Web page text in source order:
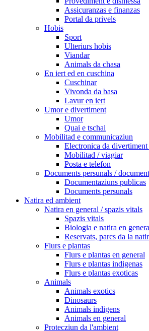
Assicuranzas e finanzas
Portal da privels
Hobis
Sport
Ulteriurs hobis
Viandar
Animals da chasa
En iert ed en cuschina
Cuschinar
Vivonda da basa
Lavur en iert
Umor e divertiment
Umor
Quai e tschai
Mobilitad e communicaziun
Electronica da
Mobilitad / viagiar
Posta e telefon
Documents persunals /
Documentaziuns publicas
Documents persunals
Natira ed ambient
Natira en general / spazis vitals
Spazis vitals
Biologia e natira en
Reservats, parcs da la
Flurs e plantas
Flurs e plantas en general
Flurs e plantas indigenas
Flurs e plantas exoticas
Animals
Animals exotics
Dinosaurs
Animals indigens
Animals en general
Protecziun da l'ambient